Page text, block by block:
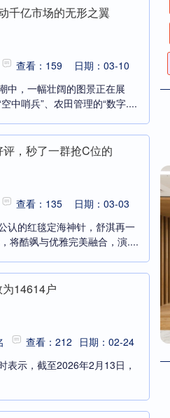
千亿市场的无形之翼
查看：159
日期：03-10
中，一幅壮阔的图景正在展
中哨兵”、农田管理的“数字....
，秒了一群抢C位的
查看：135
日期：03-03
认的红毯定海神针，舒淇再一
将酷飒与优雅完美融合，演....
14614户
查看：212
日期：02-24
表示，截至2026年2月13日，